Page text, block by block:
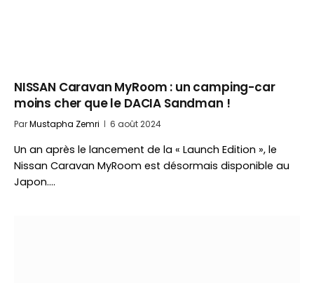
NISSAN Caravan MyRoom : un camping-car
moins cher que le DACIA Sandman !
ParMustapha Zemri 6 août 2024
Un an après le lancement de la « Launch Edition », le
Nissan Caravan MyRoom est désormais disponible au
Japon.…